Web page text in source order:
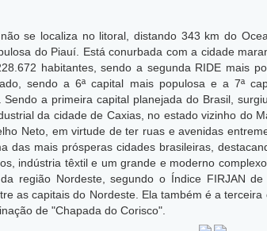
se localiza no litoral, distando 343 km do
do Piauí. Está conurbada com a cidade
habitantes, sendo a segunda RIDE mais
sendo a 6ª capital mais populosa e a 7ª
a primeira capital planejada do Brasil,
da cidade de Caxias, no estado vizinho do
Neto, em virtude de ter ruas e avenidas
das mais prósperas cidades brasileiras,
indústria têxtil e um grande e moderno
região Nordeste, segundo o Índice FIRJAN de
as capitais do Nordeste. Ela também é a terceira
de "Chapada do Corisco".